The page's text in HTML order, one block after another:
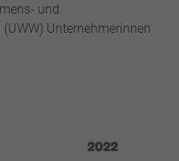
und
Unternehmerinnen